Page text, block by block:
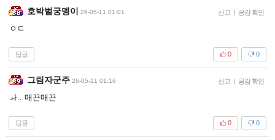
호박벌궁뎅이 26-05-11 01:01 신고 | 공감 확인
ㅇㄷ
답글 0
0
그림자군주 26-05-11 01:16 신고 | 공감 확인
ㅘ.. 매끈매끈
답글 0
0